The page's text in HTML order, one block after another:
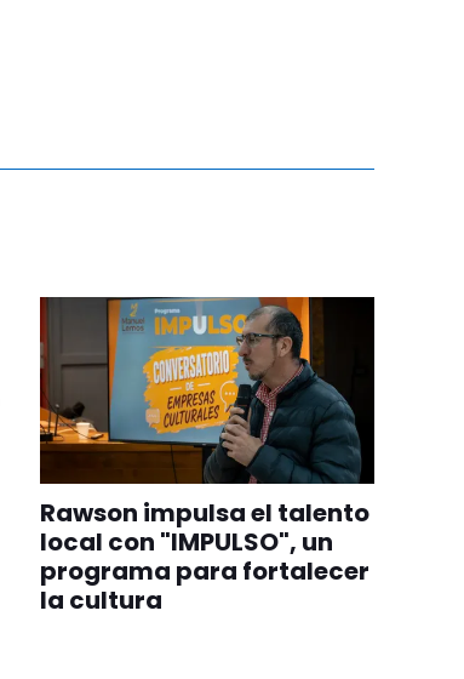
Rawson impulsa el talento
local con "IMPULSO", un
programa para fortalecer
la cultura